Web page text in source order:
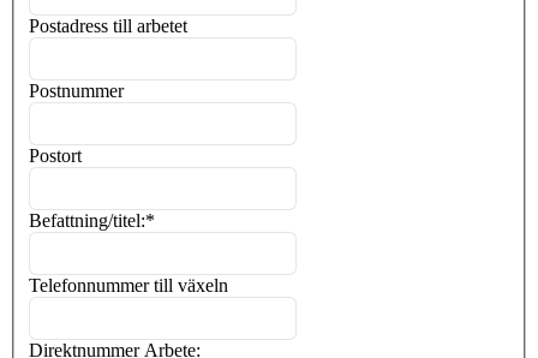
Postadress till arbetet
Postnummer
Postort
Befattning/titel:*
Telefonnummer till växeln
Direktnummer Arbete: